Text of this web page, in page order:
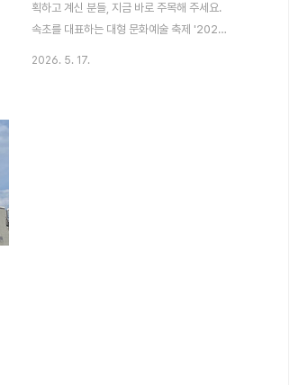
획하고 계신 분들, 지금 바로 주목해 주세요.
속초를 대표하는 대형 문화예술 축제 '2026
2026. 5. 17.